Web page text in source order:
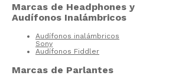
Marcas de Headphones y
Audífonos Inalámbricos
Audífonos inalámbricos
Sony
Audífonos Fiddler
Marcas de Parlantes